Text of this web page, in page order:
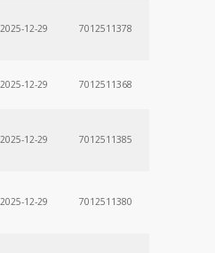
2025-12-29 7012511378
2025-12-29 7012511368
2025-12-29 7012511385
2025-12-29 7012511380